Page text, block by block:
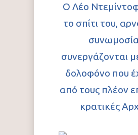
Ο Λέο Ντεμίντοφ
το σπίτι του,
συνεργάζονται
δολοφόνο που
από τους πλέον
κρατικές